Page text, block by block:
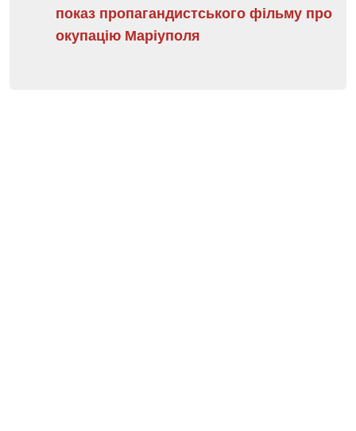
показ пропагандистського фільму про
окупацію Маріуполя